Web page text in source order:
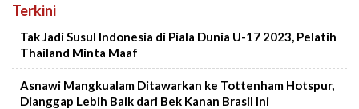
Terkini
Tak Jadi Susul Indonesia di Piala Dunia U-17 2023, Pelatih
Thailand Minta Maaf
Asnawi Mangkualam Ditawarkan ke Tottenham Hotspur,
Dianggap Lebih Baik dari Bek Kanan Brasil Ini